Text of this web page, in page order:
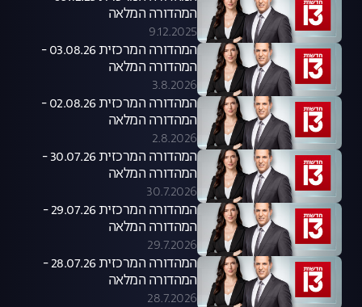
המהדורה המלאה
9.12.2025
המהדורה המרכזית 03.08.26 -
המהדורה המלאה
3.8.2026
המהדורה המרכזית 02.08.26 -
המהדורה המלאה
2.8.2026
המהדורה המרכזית 30.07.26 -
המהדורה המלאה
30.7.2026
המהדורה המרכזית 29.07.26 -
המהדורה המלאה
29.7.2026
המהדורה המרכזית 28.07.26 -
המהדורה המלאה
28.7.2026